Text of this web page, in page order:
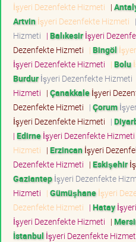
İşyeri Dezenfekte Hizmeti |
Artvinİşyeri Dezenfekte Hizmeti |
Hizmeti | Balıkesirİşyeri
Dezenfekte Hizmeti | Bingöl
İşyeri Dezenfekte Hizmeti | Bolu
Burdurİşyeri Dezenfekte Hizmeti
Hizmeti | Çanakkaleİşyeri
Dezenfekte Hizmeti | Çorum
İşyeri Dezenfekte Hizmeti |
| Edirneİşyeri Dezenfekte Hizmeti
Hizmeti | Erzincanİşyeri
Dezenfekte Hizmeti | Eskişehir
Gaziantepİşyeri Dezenfekte
Hizmeti | Gümüşhaneİşyeri
Dezenfekte Hizmeti | Hatay
İşyeri Dezenfekte Hizmeti |
İstanbul İşyeri Dezenfekte